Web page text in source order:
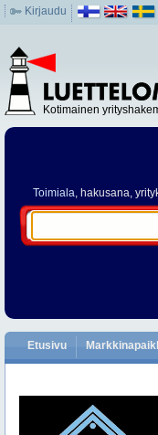
Kirjaudu
Kotimainen
Toimiala, hakusana,
Etusivu